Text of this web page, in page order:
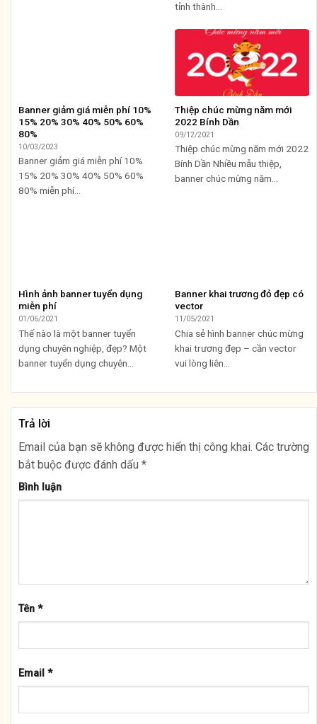
tỉnh thành...
Banner giảm giá miễn phí 10%
15% 20% 30% 40% 50% 60%
80%
10/03/2023
Banner giảm giá miễn phí 10%
15% 20% 30% 40% 50% 60%
80% miễn phí...
Thiệp chúc mừng năm mới
2022 Bính Dần
09/12/2021
Thiệp chúc mừng năm mới 2022
Bính Dần Nhiều mẫu thiệp,
banner chúc mừng năm...
Hình ảnh banner tuyển dụng
miễn phí
01/06/2021
Thế nào là một banner tuyển
dụng chuyên nghiệp, đẹp? Một
banner tuyển dụng chuyên...
Banner khai trương đỏ đẹp có
vector
11/05/2021
Chia sẻ hình banner chúc mừng
khai trương đẹp – cần vector
vui lòng liên...
Trả lời
Email của bạn sẽ không được hiển thị công khai. Các trường
bắt buộc được đánh dấu *
Bình luận
Tên *
Email *